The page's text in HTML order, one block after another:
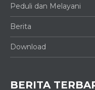
Peduli dan Melayani
Berita
Download
BERITA